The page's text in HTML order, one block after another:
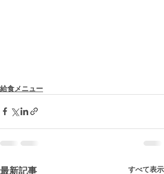
給食メニュー
最新記事 すべて表示